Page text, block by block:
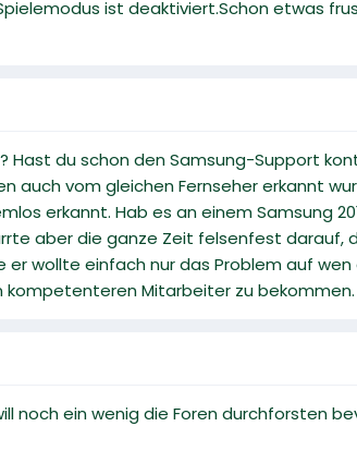
ist deaktiviert.Schon etwas
Hast du schon den Samsung-Support
auch vom gleichen Fernseher erkannt
erkannt. Hab es an einem Samsung
aber die ganze Zeit felsenfest darauf,
er wollte einfach nur das Problem auf
kompetenteren Mitarbeiter zu bekommen.
noch ein wenig die Foren durchforsten